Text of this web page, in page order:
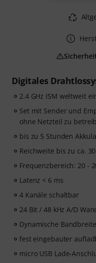
Digitales
2.4 GHz ISM weltweit
Set mit Sender und
ohne Netzteil zu
bis zu 5 Stunden
Reichweite bis zu ca.
Frequenzbereich: 20 -
Latenz < 6 ms
4 Kanäle schaltbar
24 Bit / 48 kHz A/D
Dynamische
fest eingebauter
micro USB Lade-